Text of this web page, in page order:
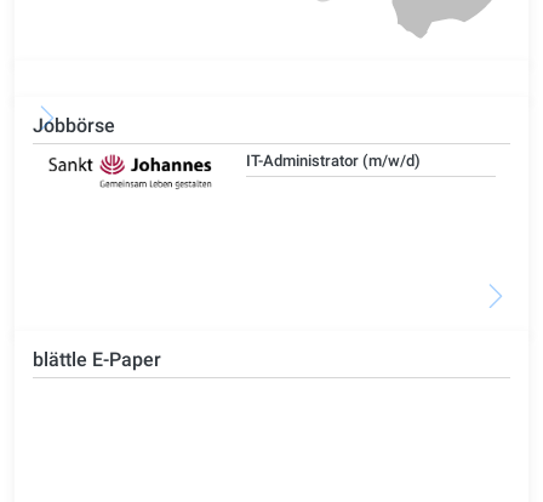
Jobbörse
IT-Administrator (m/w/d)
blättle E-Paper